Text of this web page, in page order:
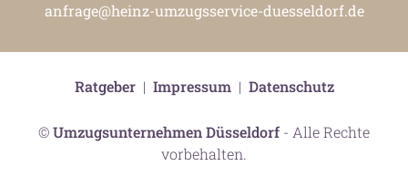
anfrage@heinz-umzugsservice-duesseldorf.de
©Umzugsunternehmen Düsseldorf - Alle Rechte
vorbehalten.
Ratgeber| Impressum| Datenschutz